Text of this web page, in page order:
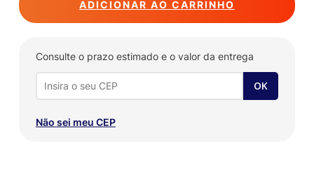
ADICIONAR AO CARRINHO
Consulte o prazo estimado e o valor da entrega
Não sei meu CEP